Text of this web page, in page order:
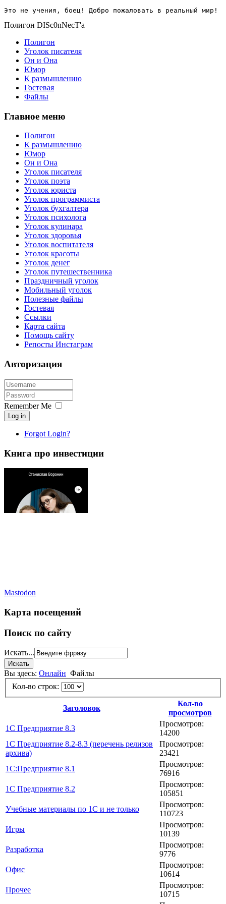
Это не учения, боец! Добро пожаловать в реальный мир!
Полигон DISc0nNecT'a
Полигон
Уголок писателя
Он и Она
Юмор
К размышлению
Гостевая
Файлы
Главное меню
Полигон
К размышлению
Юмор
Он и Она
Уголок писателя
Уголок поэта
Уголок юриста
Уголок программиста
Уголок бухгалтера
Уголок психолога
Уголок кулинара
Уголок здоровья
Уголок воспитателя
Уголок красоты
Уголок денег
Уголок путешественника
Праздничный уголок
Мобильный уголок
Полезные файлы
Гостевая
Ссылки
Карта сайта
Помощь сайту
Репосты Инстаграм
Авторизация
Remember Me
Log in
Forgot Login?
Книга про инвестиции
Mastodon
Карта посещений
Поиск по сайту
Искать...
Вы здесь: Онлайн Файлы
Кол-во строк:
Заголовок
Кол-во
просмотров
1C Предприятие 8.3
Просмотров:
14200
1C Предприятие 8.2-8.3 (перечень релизов
архива)
Просмотров:
23421
1С:Предприятие 8.1
Просмотров:
76916
1C Предприятие 8.2
Просмотров:
105851
Учебные материалы по 1С и не только
Просмотров:
110723
Игры
Просмотров:
10139
Разработка
Просмотров:
9776
Офис
Просмотров:
10614
Прочее
Просмотров:
10715